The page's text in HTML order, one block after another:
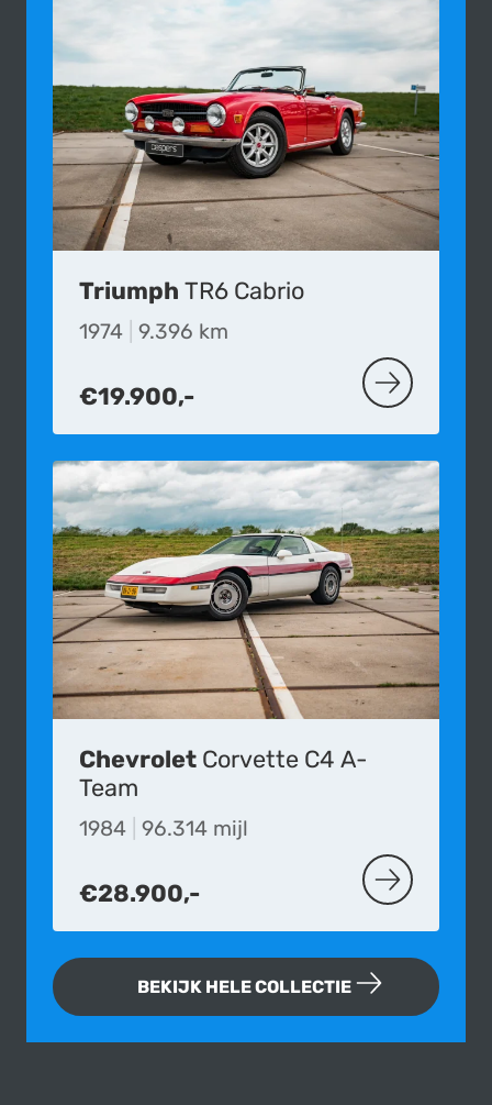
Triumph TR6 Cabrio
1974 9.396 km
€19.900,- MEER OVER
Chevrolet Corvette C4 A-
Team
1984 96.314 mijl
€28.900,- MEER OVER
BEKIJK HELE COLLECTIE